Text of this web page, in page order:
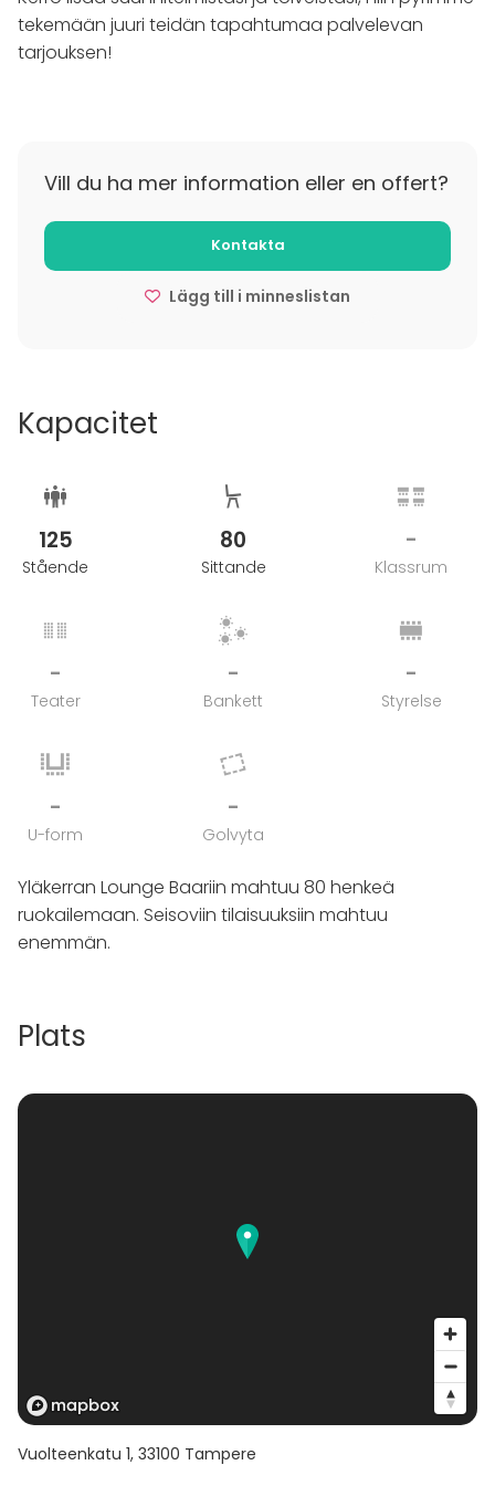
yksityishenkilöiden tilaisuuksiin. Ruokaileviin tilaisuuksiin
mahtuu 80 vierasta.
tekemään juuri teidän tapahtumaa palvelevan
tarjouksen!
Vill du ha mer information eller en offert?
Kontakta
Lägg till i minneslistan
Kapacitet
125
Stående
80
Sittande
-
Klassrum
-
Teater
-
Bankett
-
Styrelse
-
U-form
-
Golvyta
Yläkerran Lounge Baariin mahtuu 80 henkeä
ruokailemaan. Seisoviin tilaisuuksiin mahtuu
enemmän.
Plats
Vuolteenkatu 1, 33100 Tampere